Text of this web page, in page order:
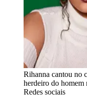
Rihanna cantou no
herdeiro do homem
Redes sociais